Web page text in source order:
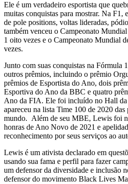
Ele é um verdadeiro esportista que
muitas conquistas para mostrar. Na F1,
de pole positions, voltas lideradas,
também venceu o Campeonato
1 oito vezes e o Campeonato Mundial
vezes.
Junto com suas conquistas na Fórmula
outros prêmios, incluindo o prêmio
prêmios de Esportista do Ano, dois
Esportiva do Ano da BBC e quatro
Ano da FIA. Ele foi incluído no Hall da
apareceu na lista Time 100 de 2020 das
mundo. Além de seu MBE, Lewis foi
honras de Ano Novo de 2021 e
reconhecimento por seus serviços ao
Lewis é um ativista declarado em
usando sua fama e perfil para fazer
um defensor da diversidade e inclusão
defensor do movimento Black Lives